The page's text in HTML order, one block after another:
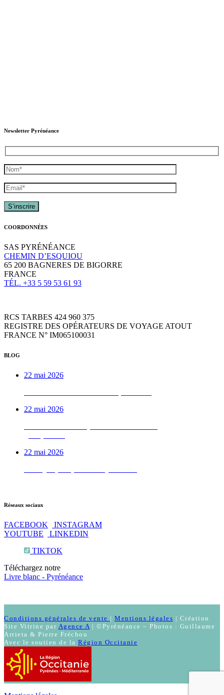
Newsletter Pyrénéance
COORDONNÉES
SAS PYRÉNÉANCE
CHEMIN D’ESQUIOU
65 200 BAGNERES DE BIGORRE
FRANCE
TÉL. +33 5 59 53 61 93
RCS TARBES 424 960 375
REGISTRE DES OPÉRATEURS DE VOYAGE ATOUT
FRANCE N° IM065100031
BLOG
22 mai 2026
22 mai 2026
22 mai 2026
Réseaux sociaux
FACEBOOK
INSTAGRAM
YOUTUBE
LINKEDIN
TIKTOK
Téléchargez notre
Livre blanc - Pyrénéance
Conditions générales de vente | Mentions légales | Création
Site Vitrine par Agence A | ©Pyrénéance – Photos : Guillaume
Arrieta & Pierre Fréchou
Avec le soutien de la Région Occitanie